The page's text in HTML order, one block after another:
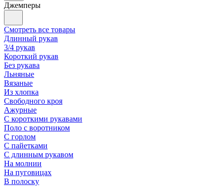
Джемперы
Смотреть все товары
Длинный рукав
3/4 рукав
Короткий рукав
Без рукава
Льняные
Вязаные
Из хлопка
Свободного кроя
Ажурные
С короткими рукавами
Поло с воротником
С горлом
С пайетками
С длинным рукавом
На молнии
На пуговицах
В полоску